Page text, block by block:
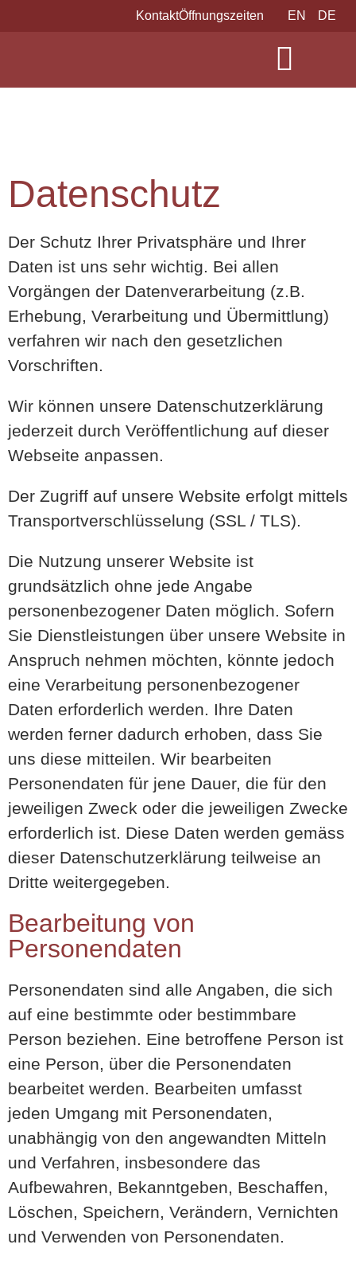
KontaktÖffnungszeiten EN DE
Datenschutz
Der Schutz Ihrer Privatsphäre und Ihrer
Daten ist uns sehr wichtig. Bei allen
Vorgängen der Datenverarbeitung (z.B.
Erhebung, Verarbeitung und Übermittlung)
verfahren wir nach den gesetzlichen
Vorschriften.
Wir können unsere Datenschutzerklärung
jederzeit durch Veröffentlichung auf dieser
Webseite anpassen.
Der Zugriff auf unsere Website erfolgt mittels
Transportverschlüsselung (SSL / TLS).
Die Nutzung unserer Website ist
grundsätzlich ohne jede Angabe
personenbezogener Daten möglich. Sofern
Sie Dienstleistungen über unsere Website in
Anspruch nehmen möchten, könnte jedoch
eine Verarbeitung personenbezogener
Daten erforderlich werden. Ihre Daten
werden ferner dadurch erhoben, dass Sie
uns diese mitteilen. Wir bearbeiten
Personendaten für jene Dauer, die für den
jeweiligen Zweck oder die jeweiligen Zwecke
erforderlich ist. Diese Daten werden gemäss
dieser Datenschutzerklärung teilweise an
Dritte weitergegeben.
Bearbeitung von
Personendaten
Personendaten sind alle Angaben, die sich
auf eine bestimmte oder bestimmbare
Person beziehen. Eine betroffene Person ist
eine Person, über die Personendaten
bearbeitet werden. Bearbeiten umfasst
jeden Umgang mit Personendaten,
unabhängig von den angewandten Mitteln
und Verfahren, insbesondere das
Aufbewahren, Bekanntgeben, Beschaffen,
Löschen, Speichern, Verändern, Vernichten
und Verwenden von Personendaten.